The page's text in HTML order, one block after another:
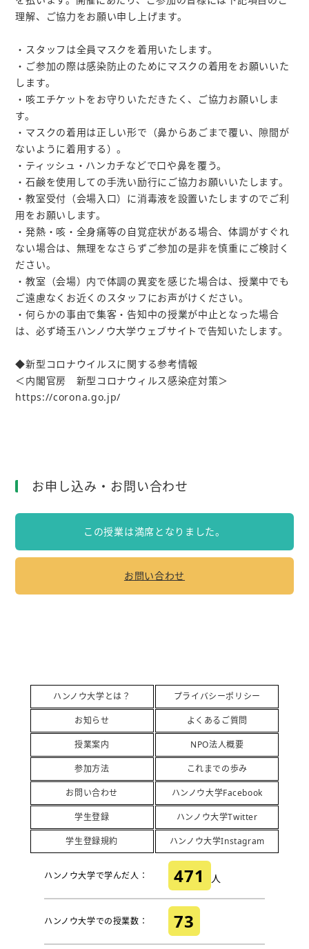
理解、ご協力をお願い申し上げます。
・スタッフは全員マスクを着用いたします。
・ご参加の際は感染防止のためにマスクの着用をお願いいた
します。
・咳エチケットをお守りいただきたく、ご協力お願いしま
す。
・マスクの着用は正しい形で（鼻からあごまで覆い、隙間が
ないように着用する）。
・ティッシュ・ハンカチなどで口や鼻を覆う。
・石鹸を使用しての手洗い励行にご協力お願いいたします。
・教室受付（会場入口）に消毒液を設置いたしますのでご利
用をお願いします。
・発熱・咳・全身痛等の自覚症状がある場合、体調がすぐれ
ない場合は、無理をなさらずご参加の是非を慎重にご検討く
ださい。
・教室（会場）内で体調の異変を感じた場合は、授業中でも
ご遠慮なくお近くのスタッフにお声がけください。
・何らかの事由で集客・告知中の授業が中止となった場合
は、必ず埼玉ハンノウ大学ウェブサイトで告知いたします。
◆新型コロナウイルスに関する参考情報
＜内閣官房 新型コロナウィルス感染症対策＞
https://corona.go.jp/
お申し込み・お問い合わせ
この授業は満席となりました。
お問い合わせ
ハンノウ大学とは？
お知らせ
授業案内
参加方法
お問い合わせ
学生登録
学生登録規約
プライバシーポリシー
よくあるご質問
NPO法人概要
これまでの歩み
ハンノウ大学Facebook
ハンノウ大学Twitter
ハンノウ大学Instagram
ハンノウ大学で学んだ人： 471 人
ハンノウ大学での授業数： 73